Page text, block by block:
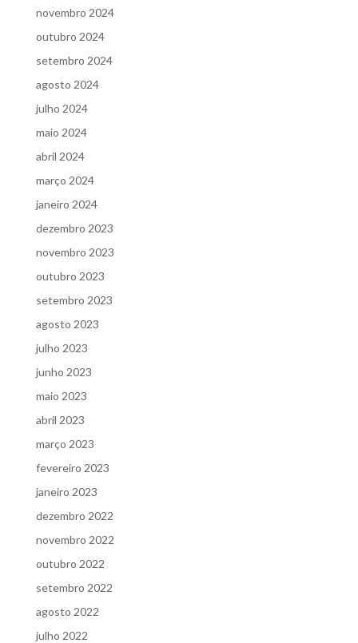
novembro 2024
outubro 2024
setembro 2024
agosto 2024
julho 2024
maio 2024
abril 2024
março 2024
janeiro 2024
dezembro 2023
novembro 2023
outubro 2023
setembro 2023
agosto 2023
julho 2023
junho 2023
maio 2023
abril 2023
março 2023
fevereiro 2023
janeiro 2023
dezembro 2022
novembro 2022
outubro 2022
setembro 2022
agosto 2022
julho 2022